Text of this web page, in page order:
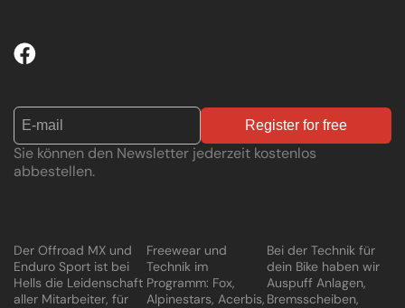
Register for free
Sie können den Newsletter jederzeit kostenlos
abbestellen.
Der Offroad MX und
Enduro Sport ist bei
Hells die Leidenschaft
aller Mitarbeiter, für
Freewear und
Technik im
Programm: Fox,
Alpinestars, Acerbis,
Bei der Technik für
dein Bike haben wir
Auspuff Anlagen,
Bremsscheiben,